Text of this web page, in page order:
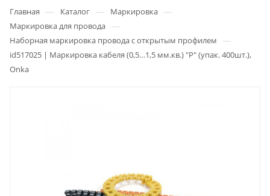
Главная — Каталог — Маркировка —
Маркировка для провода —
Наборная маркировка провода с открытым профилем —
id517025 | Маркировка кабеля (0,5…1,5 мм.кв.) "P" (упак. 400шт.),
Onka